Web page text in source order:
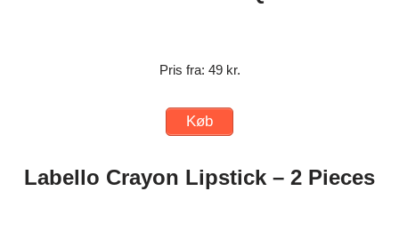
Pris fra: 49 kr.
Køb
Labello Crayon Lipstick – 2 Pieces